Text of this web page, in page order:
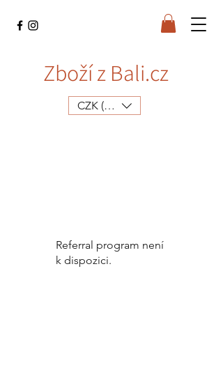
Zboží z Bali.cz
CZK (Kč)
Referral program není
k dispozici.